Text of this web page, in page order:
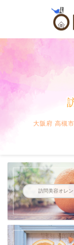
大阪府 高槻
訪問美容オレ